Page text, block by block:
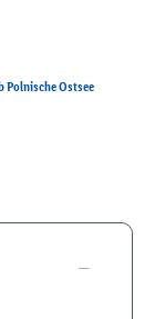
Polnische Ostsee